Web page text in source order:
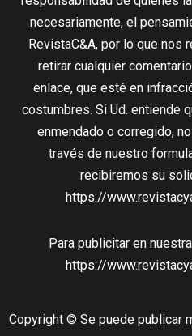
necesariamente, el
RevistaC&A, por lo que nos
retirar cualquier
enlace, que esté en
costumbres. Si Ud. entiende
enmendado o corregido,
través de nuestro
recibiremos su
https://
Para publicitar en
https://
Copyright © Se puede publicar